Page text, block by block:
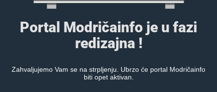
Portal Modričainfo je u fazi
redizajna !
Zahvaljujemo Vam se na strpljenju. Ubrzo će portal Modričainfo
biti opet aktivan.